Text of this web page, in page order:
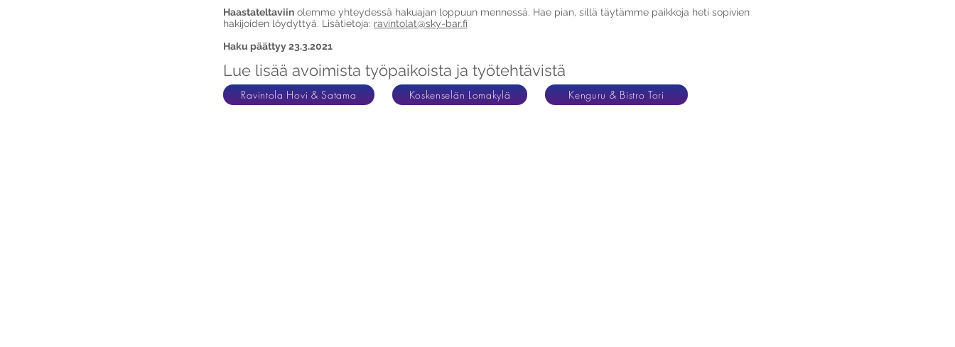
Haastateltaviin olemme yhteydessä hakuajan loppuun mennessä. Hae pian, sillä täytämme paikkoja heti sopivien
hakijoiden löydyttyä. Lisätietoja: ravintolat@sky-bar.fi
Haku päättyy 23.3.2021
Lue lisää avoimista työpaikoista ja työtehtävistä
Ravintola Hovi & Satama Koskenselän Lomakylä Kenguru & Bistro Tori